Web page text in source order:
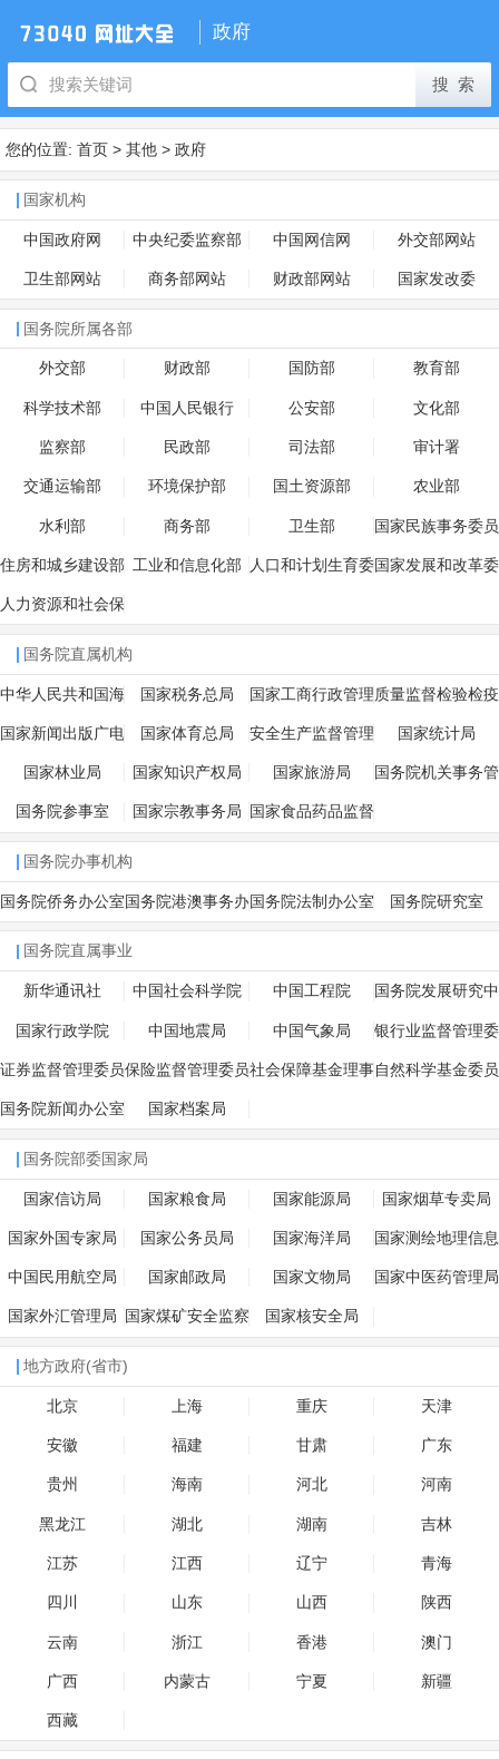
政府
您的位置: 首页 > 其他 > 政府
国家机构
中国政府网 中央纪委监察部 中国网信网 外交部网站
卫生部网站 商务部网站 财政部网站 国家发改委
国务院所属各部
外交部 财政部 国防部 教育部
科学技术部 中国人民银行 公安部 文化部
监察部 民政部 司法部 审计署
交通运输部 环境保护部 国土资源部 农业部
水利部 商务部 卫生部 国家民族事务委员
会
住房和城乡建设部 工业和信息化部 人口和计划生育委 国家发展和改革委
人力资源和社会保
障部
国务院直属机构
中华人民共和国海
关总署
国家税务总局 国家工商行政管理
总局
质量监督检验检疫
总局
国家新闻出版广电
总局
国家体育总局 安全生产监督管理
总局
国家统计局
国家林业局 国家知识产权局 国家旅游局 国务院机关事务管
国务院参事室 国家宗教事务局 国家食品药品监督
国务院办事机构
国务院侨务办公室 国务院港澳事务办 国务院法制办公室 国务院研究室
国务院直属事业
新华通讯社 中国社会科学院 中国工程院 国务院发展研究中
心
国家行政学院 中国地震局 中国气象局 银行业监督管理委
员会
证券监督管理委员
会
保险监督管理委员
会
社会保障基金理事 自然科学基金委员
国务院新闻办公室 国家档案局
国务院部委国家局
国家信访局 国家粮食局 国家能源局 国家烟草专卖局
国家外国专家局 国家公务员局 国家海洋局 国家测绘地理信息
局
中国民用航空局 国家邮政局 国家文物局 国家中医药管理局
国家外汇管理局 国家煤矿安全监察 国家核安全局
地方政府(省市)
北京 上海 重庆 天津
安徽 福建 甘肃 广东
贵州 海南 河北 河南
黑龙江 湖北 湖南 吉林
江苏 江西 辽宁 青海
四川 山东 山西 陕西
云南 浙江 香港 澳门
广西 内蒙古 宁夏 新疆
西藏